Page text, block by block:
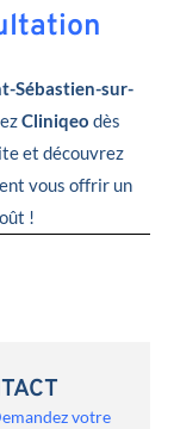
Sébastien-sur-
Cliniqeo dès
et découvrez
vous offrir un
!
votre